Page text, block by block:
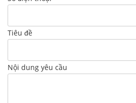
Tiêu đề
Nội dung yêu cầu